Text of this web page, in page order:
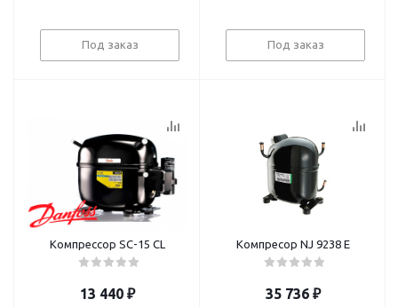
Под заказ Под заказ
Компрессор SC-15 CL
13 440₽
Компресор NJ 9238 E
35 736₽